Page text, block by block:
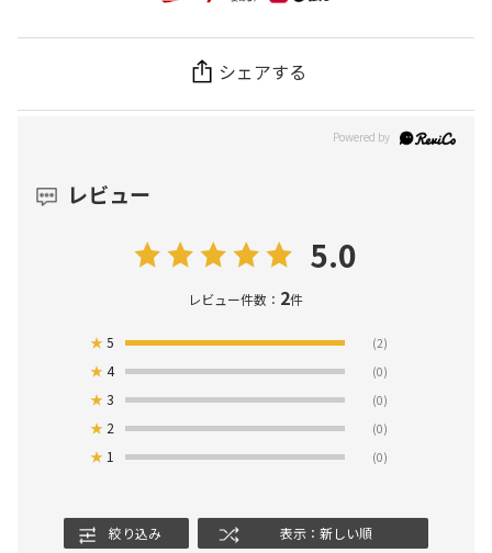
シェアする
レビュー
5.0
レビュー件数： 2件
★5 (2)
★4 (0)
★3 (0)
★ 2 (0)
★ 1 (0)
絞り込み 表示：新しい順